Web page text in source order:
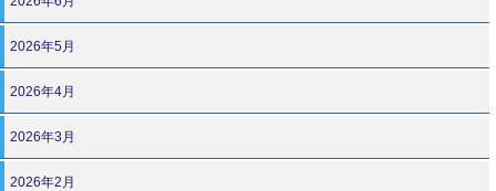
2026年5月
2026年4月
2026年3月
2026年2月